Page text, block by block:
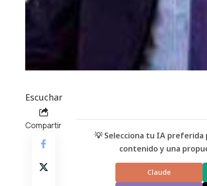
Escuchar
Compartir
💡 Selecciona tu IA preferida
contenido y una
Claude